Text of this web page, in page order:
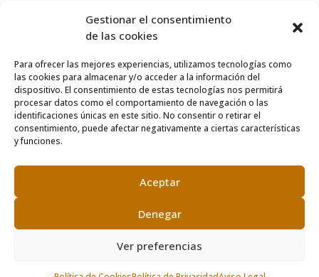
Gestionar el consentimiento
de las cookies
Para ofrecer las mejores experiencias, utilizamos tecnologías como
las cookies para almacenar y/o acceder a la información del
dispositivo. El consentimiento de estas tecnologías nos permitirá
procesar datos como el comportamiento de navegación o las
identificaciones únicas en este sitio. No consentir o retirar el
consentimiento, puede afectar negativamente a ciertas características
y funciones.
Aceptar
Denegar
Ver preferencias